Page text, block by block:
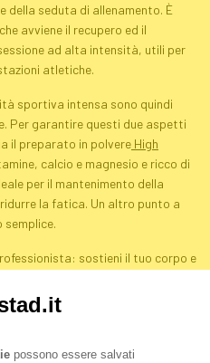
della seduta di allenamento. È
avviene il recupero ed il
ad alta intensità, utili per
atletiche.
sportiva intensa sono quindi
Per garantire questi due aspetti
il preparato in polvere High
calcio e magnesio e ricco di
per il mantenimento della
la fatica. Un altro punto a
semplice.
sostieni il tuo corpo e